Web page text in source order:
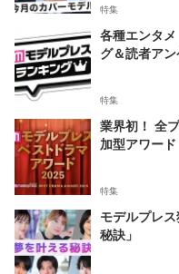
特集
各種エンタ
グ＆読者ア
特集
業界初！ 全
加型アワード
特集
モデルプレ
秘訣」